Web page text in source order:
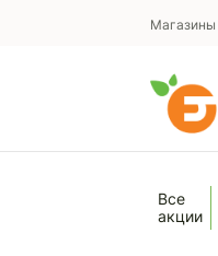
Магазины
Все
акции